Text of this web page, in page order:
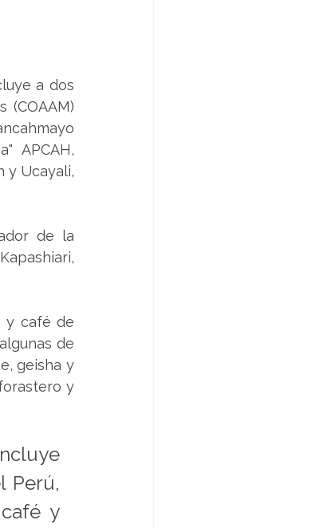
a dos
(COAAM)
APCAH,
y Ucayali,
de la
y café de
de
geisha y
y
Perú,
y